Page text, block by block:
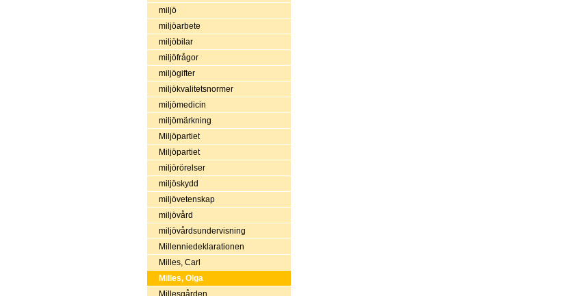
miljö
miljöarbete
miljöbilar
miljöfrågor
miljögifter
miljökvalitetsnormer
miljömedicin
miljömärkning
Miljöpartiet
Miljöpartiet
miljörörelser
miljöskydd
miljövetenskap
miljövård
miljövårdsundervisning
Millenniedeklarationen
Milles, Carl
Milles, Olga
Millesgården